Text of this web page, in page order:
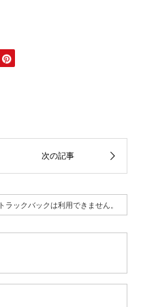
トラックバックは利用できません。